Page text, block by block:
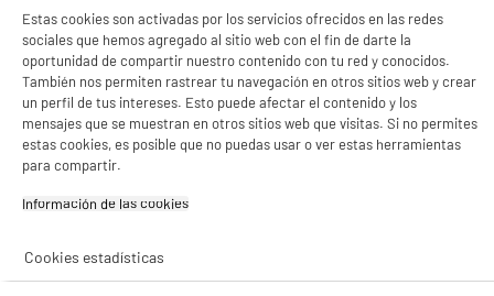
Estas cookies son activadas por los servicios ofrecidos en las redes
sociales que hemos agregado al sitio web con el fin de darte la
oportunidad de compartir nuestro contenido con tu red y conocidos.
También nos permiten rastrear tu navegación en otros sitios web y crear
un perfil de tus intereses. Esto puede afectar el contenido y los
mensajes que se muestran en otros sitios web que visitas. Si no permites
estas cookies, es posible que no puedas usar o ver estas herramientas
para compartir.
Información de las cookies‎
Cookies estadísticas